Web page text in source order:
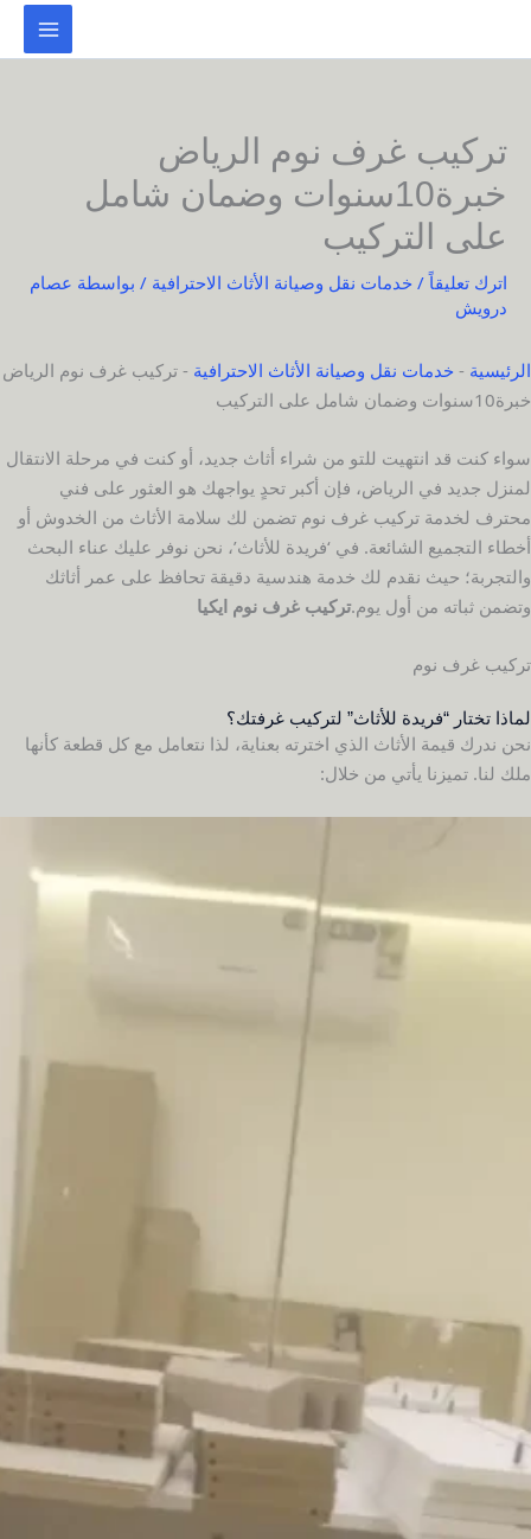
تركيب غرف نوم الرياض
خبرة10سنوات وضمان شامل
على التركيب
اترك تعليقاً / خدمات نقل وصيانة الأثاث الاحترافية / بواسطة عصام
درويش
الرئيسية - خدمات نقل وصيانة الأثاث الاحترافية - تركيب غرف نوم الرياض
خبرة10سنوات وضمان شامل على التركيب
سواء كنت قد انتهيت للتو من شراء أثاث جديد، أو كنت في مرحلة الانتقال
لمنزل جديد في الرياض، فإن أكبر تحدٍ يواجهك هو العثور على فني
محترف لخدمة تركيب غرف نوم تضمن لك سلامة الأثاث من الخدوش أو
أخطاء التجميع الشائعة. في ‘فريدة للأثاث’، نحن نوفر عليك عناء البحث
والتجربة؛ حيث نقدم لك خدمة هندسية دقيقة تحافظ على عمر أثاثك
وتضمن ثباته من أول يوم.تركيب غرف نوم ايكيا
تركيب غرف نوم
لماذا تختار “فريدة للأثاث” لتركيب غرفتك؟
نحن ندرك قيمة الأثاث الذي اخترته بعناية، لذا نتعامل مع كل قطعة كأنها
ملك لنا. تميزنا يأتي من خلال: